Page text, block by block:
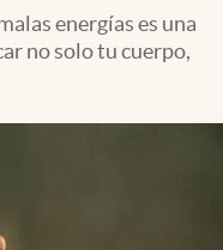
energías es una
no solo tu cuerpo,